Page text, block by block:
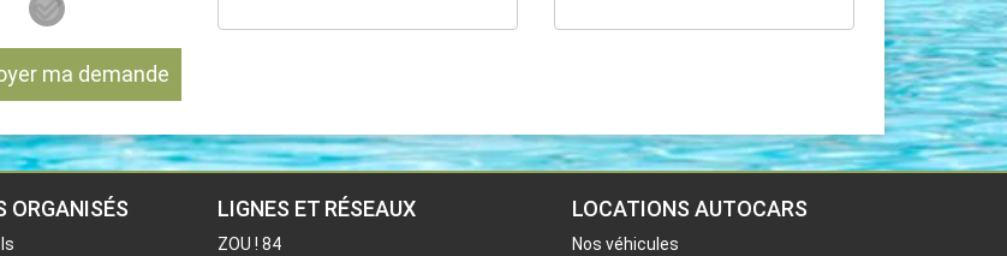
ma demande
ORGANISÉS LIGNES ET RÉSEAUX
ZOU ! 84
LOCATIONS AUTOCARS
Nos véhicules